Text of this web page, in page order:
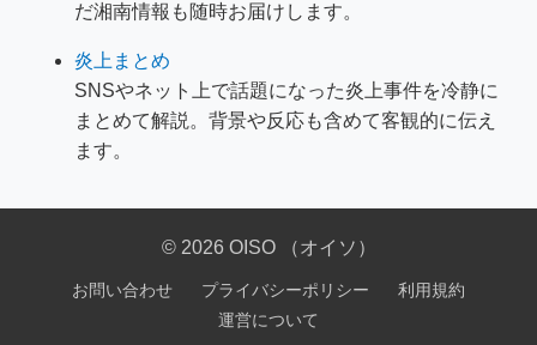
だ湘南情報も随時お届けします。
炎上まとめ
SNSやネット上で話題になった炎上事件を冷静に
まとめて解説。背景や反応も含めて客観的に伝え
ます。
© 2026 OISO （オイソ）
お問い合わせ プライバシーポリシー
利用規約
運営について